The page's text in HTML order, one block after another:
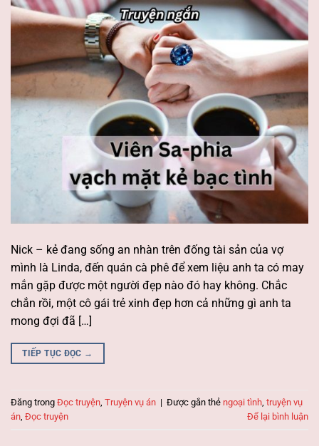
Nick – kẻ đang sống an nhàn trên đống tài sản của vợ
mình là Linda, đến quán cà phê để xem liệu anh ta có may
mắn gặp được một người đẹp nào đó hay không. Chắc
chắn rồi, một cô gái trẻ xinh đẹp hơn cả những gì anh ta
mong đợi đã […]
TIẾP TỤC ĐỌC →
Đăng trong Đọc truyện Truyện vụ án | Được gắn thẻ ngoại tình truyện vụ
án Đọc truyện Để lại bình luận